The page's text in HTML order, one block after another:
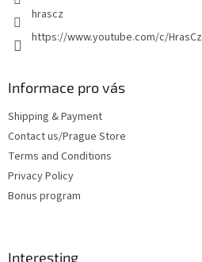
hrascz
https://www.youtube.com/c/HrasCz
Informace pro vás
Shipping & Payment
Contact us/Prague Store
Terms and Conditions
Privacy Policy
Bonus program
Interesting